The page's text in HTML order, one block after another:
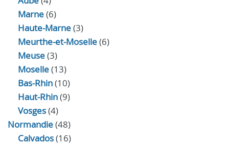
Marne(6)
Haute-Marne(3)
Meurthe-et-Moselle(6)
Meuse(3)
Moselle(13)
Bas-Rhin(10)
Haut-Rhin(9)
Vosges(4)
Normandie(48)
Calvados(16)